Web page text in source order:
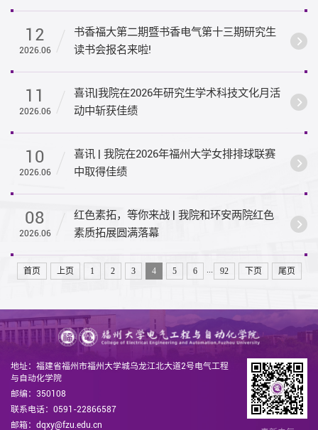
12
2026.06
书香福大第二期暨书香电气第十三期研究生
读书会报名来啦!
11
2026.06
喜讯|我院在2026年研究生学术科技文化月活
动中斩获佳绩
10
2026.06
喜讯 | 我院在2026年福州大学女排排球联赛
中取得佳绩
08
2026.06
红色素拓，等你来战 | 我院和环安两院红色
素质拓展圆满落幕
首页 上页 1 2 3 4 5 6 ... 92 下页 尾页
地址：福建省福州市福州大学城乌龙江北大道2号电气工程
与自动化学院
邮编：350108
联系电话：0591-22866587
邮箱：dqxy@fzu.edu.cn